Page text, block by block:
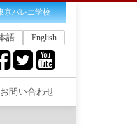
京バレエ学校
語 English
お問い合わせ